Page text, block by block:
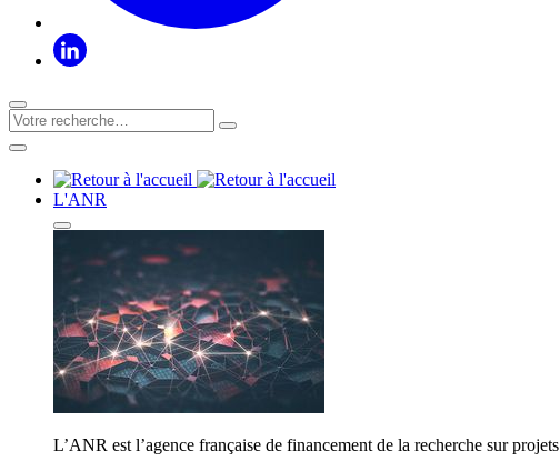
L'ANR
L’ANR est l’agence française de financement de la recherche sur projets